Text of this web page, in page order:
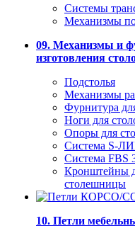
Системы
Механизмы
09. Механизмы и
изготовления
Подстолья
Механизмы
Фурнитура
Ноги для
Опоры для
Система S-
Система FBS
Кронштейны
столешницы
10. Петли